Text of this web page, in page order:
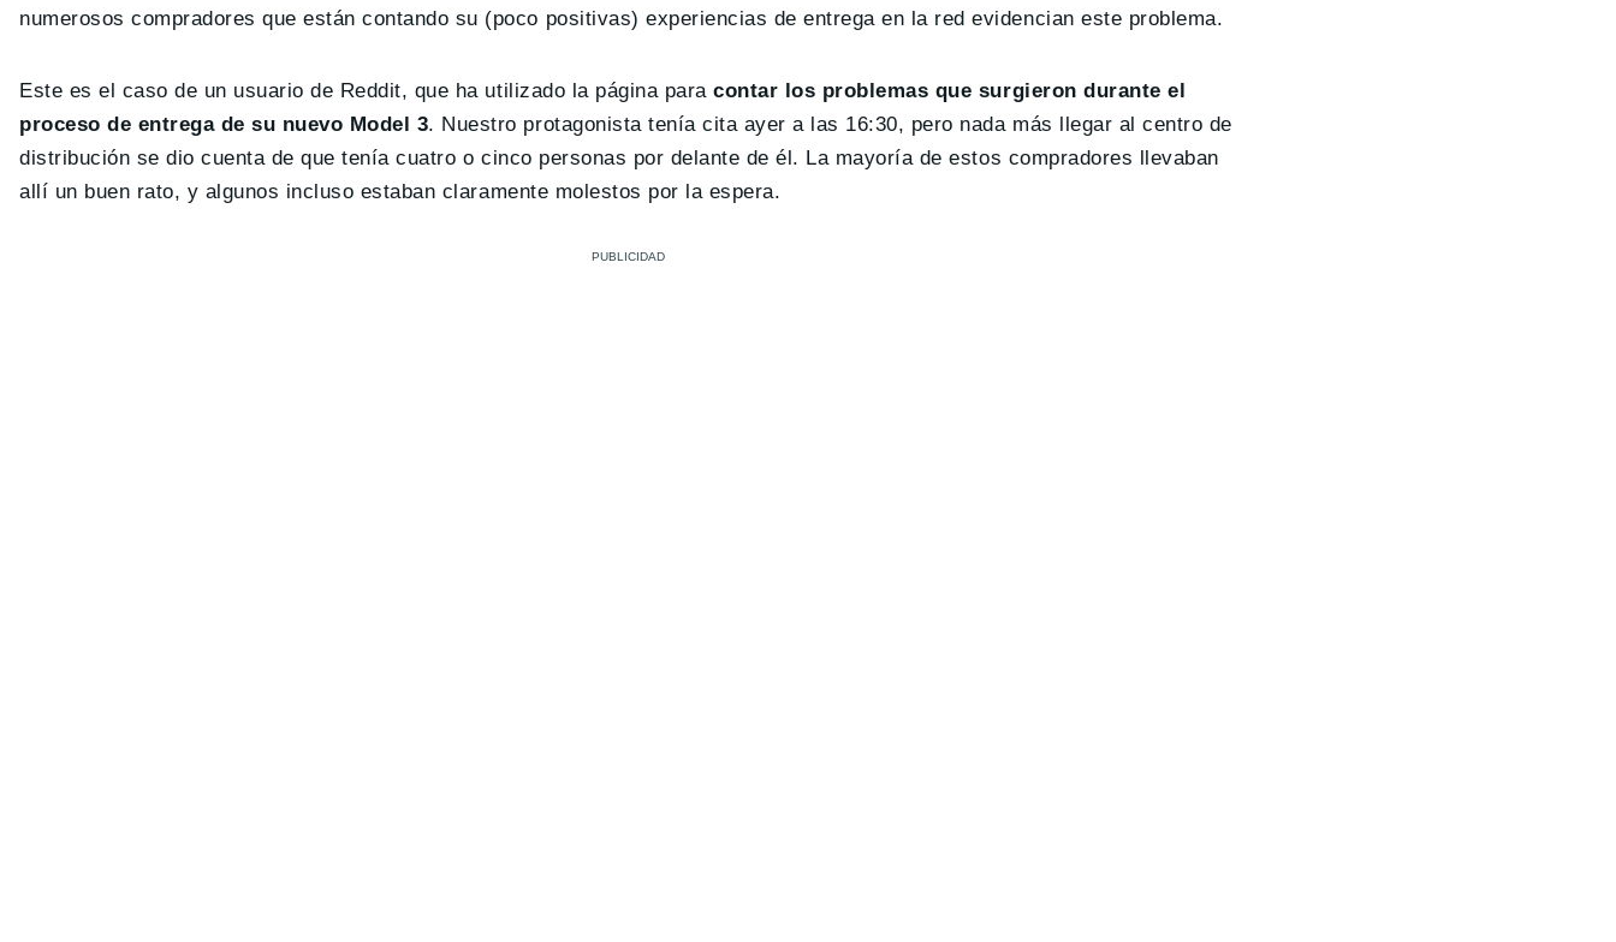
numerosos compradores que están contando su (poco positivas) experiencias de entrega en la red evidencian este problema.
Este es el caso de un usuario de Reddit, que ha utilizado la página paracontar los problemas que surgieron durante el
proceso de entrega de su nuevo Model 3. Nuestro protagonista tenía cita ayer a las 16:30, pero nada más llegar al centro de
distribución se dio cuenta de que tenía cuatro o cinco personas por delante de él. La mayoría de estos compradores llevaban
allí un buen rato, y algunos incluso estaban claramente molestos por la espera.